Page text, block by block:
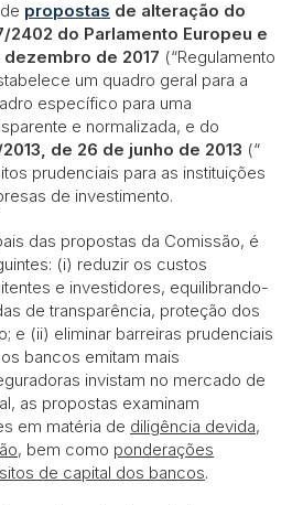
propostas de alteração do
2402 do Parlamento Europeu e
de 2017 (“Regulamento
um quadro geral para a
específico para uma
e normalizada, e do
de 26 de junho de 2013 (“
prudenciais para as instituições
de investimento.
das propostas da Comissão, é
(i) reduzir os custos
e investidores, equilibrando-
de transparência, proteção dos
e (ii) eliminar barreiras prudenciais
bancos emitam mais
invistam no mercado de
as propostas examinam
em matéria de diligência devida,
, bem como ponderações
de capital dos bancos.